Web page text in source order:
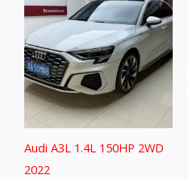
Audi A3L 1.4L 150HP 2WD
2022